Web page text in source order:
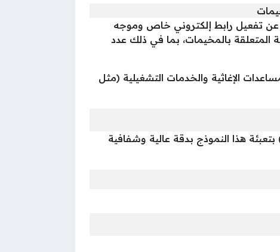
عن تفعيل رابط إلكتروني خاص وموجه
المتعلقة بالمخيمات، بما في ذلك عدد
الإغاثية والخدمات التشغيلية (مثل
هذا النموذج بدقة عالية وشفافية